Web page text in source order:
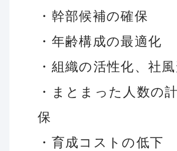
・幹部候補の確保
・年齢構成の最適化
・組織の活性化、社
・まとまった人数の
保
・育成コストの低下